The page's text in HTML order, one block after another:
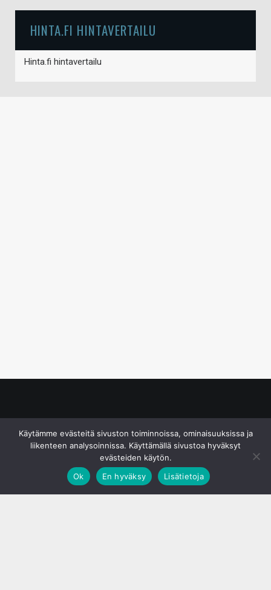
HINTA.FI HINTAVERTAILU
Hinta.fi hintavertailu
Käytämme evästeitä sivuston toiminnoissa, ominaisuuksissa ja
liikenteen analysoinnissa. Käyttämällä sivustoa hyväksyt
evästeiden käytön.
Ok
En hyväksy Lisätietoja